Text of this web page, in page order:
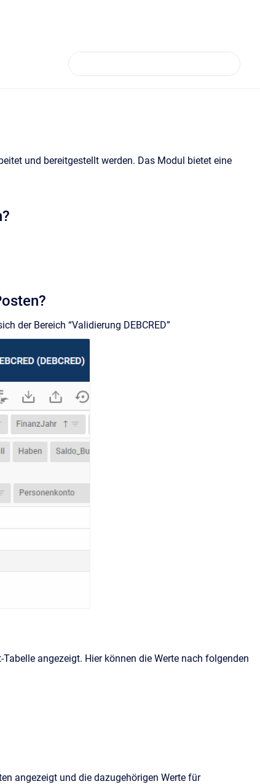
und bereitgestellt werden. Das Modul bietet eine
der Bereich “Validierung DEBCRED”
angezeigt. Hier können die Werte nach folgenden
angezeigt und die dazugehörigen Werte für